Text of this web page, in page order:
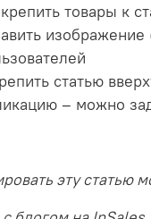
товары к
изображение
статью
– можно
эту статью